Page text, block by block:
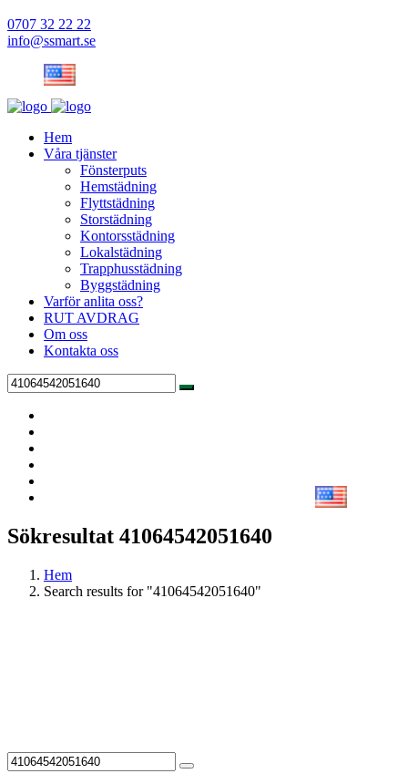
0707 32 22 22
info@ssmart.se
Hem
Våra tjänster
Fönsterputs
Hemstädning
Flyttstädning
Storstädning
Kontorsstädning
Lokalstädning
Trapphusstädning
Byggstädning
Varför anlita oss?
RUT AVDRAG
Om oss
Kontakta oss
Sökresultat 41064542051640
Hem
Search results for "41064542051640"